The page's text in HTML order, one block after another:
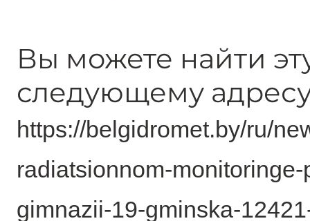
Вы можете найти
следующему
https://belgidromet.by/ru/
radiatsionnom-
gimnazii-19-gminska-